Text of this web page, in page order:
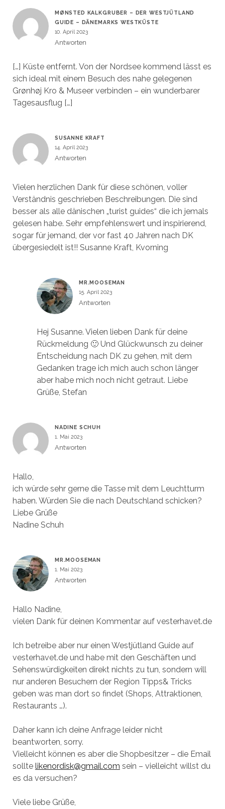
MØNSTED KALKGRUBER – DER WESTJÜTLAND
GUIDE – DÄNEMARKS WESTKÜSTE
10. April 2023
Antworten
[…] Küste entfernt. Von der Nordsee kommend lässt es
sich ideal mit einem Besuch des nahe gelegenen
Grønhøj Kro & Museer verbinden – ein wunderbarer
Tagesausflug […]
SUSANNE KRAFT
14. April 2023
Antworten
Vielen herzlichen Dank für diese schönen, voller
Verständnis geschrieben Beschreibungen. Die sind
besser als alle dänischen „turist guides“ die ich jemals
gelesen habe. Sehr empfehlenswert und inspirierend,
sogar für jemand, der vor fast 40 Jahren nach DK
übergesiedelt ist!! Susanne Kraft, Kvorning
MR.MOOSEMAN
15. April 2023
Antworten
Hej Susanne. Vielen lieben Dank für deine
Rückmeldung 🙂 Und Glückwunsch zu deiner
Entscheidung nach DK zu gehen, mit dem
Gedanken trage ich mich auch schon länger
aber habe mich noch nicht getraut. Liebe
Grüße, Stefan
NADINE SCHUH
1. Mai 2023
Antworten
Hallo,
ich würde sehr gerne die Tasse mit dem Leuchtturm
haben. Würden Sie die nach Deutschland schicken?
Liebe Grüße
Nadine Schuh
MR.MOOSEMAN
1. Mai 2023
Antworten
Hallo Nadine,
vielen Dank für deinen Kommentar auf vesterhavet.de
Ich betreibe aber nur einen Westjütland Guide auf
vesterhavet.de und habe mit den Geschäften und
Sehenswürdigkeiten direkt nichts zu tun, sondern will
nur anderen Besuchern der Region Tipps& Tricks
geben was man dort so findet (Shops, Attraktionen,
Restaurants …).
Daher kann ich deine Anfrage leider nicht
beantworten, sorry.
Vielleicht können es aber die Shopbesitzer – die Email
sollte likenordisk@gmail.com sein – vielleicht willst du
es da versuchen?
Viele liebe Grüße,